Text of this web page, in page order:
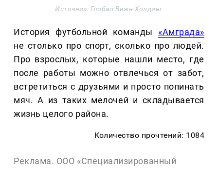
Источник: Глобал Вижн Холдинг
История футбольной команды «Амграда»
не столько про спорт, сколько про людей.
Про взрослых, которые нашли место, где
после работы можно отвлечься от забот,
встретиться с друзьями и просто попинать
мяч. А из таких мелочей и складывается
жизнь целого района.
Количество прочтений: 1084
Реклама. ООО «Специализированный